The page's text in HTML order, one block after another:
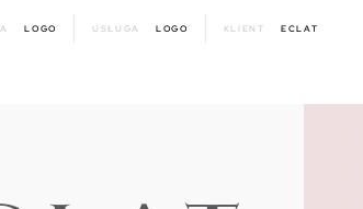
LOGO USŁUGA LOGO KLIENT ECLAT